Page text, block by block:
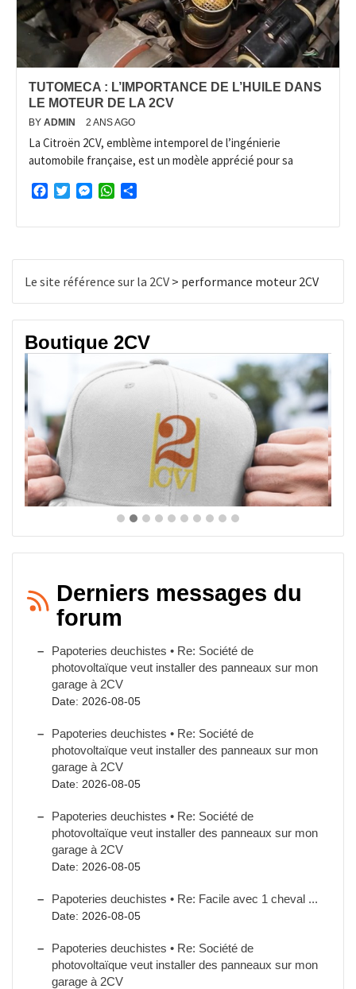
TUTOMECA : L’IMPORTANCE DE L’HUILE DANS
LE MOTEUR DE LA 2CV
BY ADMIN 2 ANS AGO
La Citroën 2CV, emblème intemporel de l’ingénierie
automobile française, est un modèle apprécié pour sa
FacebookTwitterMessengerWhatsApp
Le site référence sur la 2CV > performance moteur 2CV
Boutique 2CV
Derniers messages du
forum
Papoteries deuchistes • Re: Société de
photovoltaïque veut installer des panneaux sur mon
garage à 2CV
Date: 2026-08-05
Papoteries deuchistes • Re: Société de
photovoltaïque veut installer des panneaux sur mon
garage à 2CV
Date: 2026-08-05
Papoteries deuchistes • Re: Société de
photovoltaïque veut installer des panneaux sur mon
garage à 2CV
Date: 2026-08-05
Papoteries deuchistes • Re: Facile avec 1 cheval ...
Date: 2026-08-05
Papoteries deuchistes • Re: Société de
photovoltaïque veut installer des panneaux sur mon
garage à 2CV